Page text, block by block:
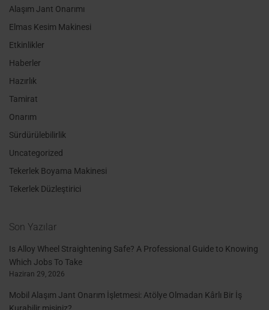
Alaşım Jant Onarımı
Elmas Kesim Makinesi
Etkinlikler
Haberler
Hazırlık
Tamirat
Onarım
Sürdürülebilirlik
Uncategorized
Tekerlek Boyama Makinesi
Tekerlek Düzleştirici
Son Yazılar
Is Alloy Wheel Straightening Safe? A Professional Guide to Knowing
Which Jobs To Take
Haziran 29, 2026
Mobil Alaşım Jant Onarım İşletmesi: Atölye Olmadan Kârlı Bir İş
Kurabilir misiniz?